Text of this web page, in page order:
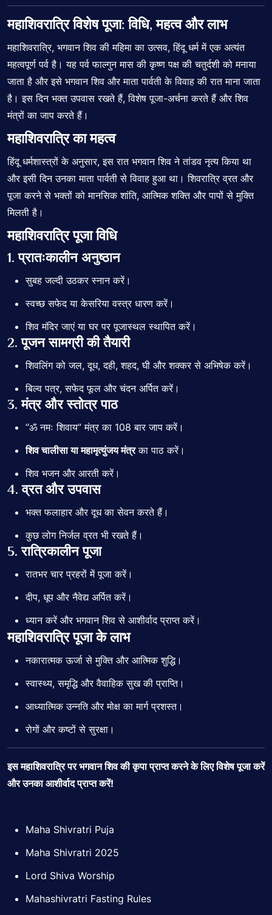
महाशिवरात्रि विशेष पूजा: विधि,महत्व और लाभ
महाशिवरात्रि, भगवान शिव की महिमा का उत्सव, हिंदू धर्म में एक अत्यंत
महत्वपूर्ण पर्व है। यह पर्व फाल्गुन मास की कृष्ण पक्ष की चतुर्दशी को मनाया
जाता है और इसे भगवान शिव और माता पार्वती के विवाह की रात माना जाता
है। इस दिन भक्त उपवास रखते हैं, विशेष पूजा-अर्चना करते हैं और शिव
मंत्रों का जाप करते हैं।
महाशिवरात्रि का महत्व
हिंदू धर्मशास्त्रों के अनुसार, इस रात भगवान शिव ने तांडव नृत्य किया था
और इसी दिन उनका माता पार्वती से विवाह हुआ था। शिवरात्रि व्रत और
पूजा करने से भक्तों को मानसिक शांति, आत्मिक शक्ति और पापों से मुक्ति
मिलती है।
महाशिवरात्रि पूजा विधि
1. प्रातःकालीन अनुष्ठान
सुबह जल्दी उठकर स्नान करें।
स्वच्छ सफेद या केसरिया वस्त्र धारण करें।
शिव मंदिर जाएं या घर पर पूजास्थल स्थापित करें।
2. पूजन सामग्री की तैयारी
शिवलिंग को जल, दूध, दही, शहद, घी और शक्कर से अभिषेक करें।
बिल्व पत्र, सफेद फूल और चंदन अर्पित करें।
3. मंत्र और स्तोत्र पाठ
“ॐ नमः शिवाय” मंत्र का 108 बार जाप करें।
शिव चालीसा या महामृत्युंजय मंत्रका पाठ करें।
शिव भजन और आरती करें।
4. व्रत और उपवास
भक्त फलाहार और दूध का सेवन करते हैं।
कुछ लोग निर्जल व्रत भी रखते हैं।
5. रात्रिकालीन पूजा
रातभर चार प्रहरों में पूजा करें।
दीप, धूप और नैवेद्य अर्पित करें।
ध्यान करें और भगवान शिव से आशीर्वाद प्राप्त करें।
महाशिवरात्रि पूजा के लाभ
नकारात्मक ऊर्जा से मुक्ति और आत्मिक शुद्धि।
स्वास्थ्य, समृद्धि और वैवाहिक सुख की प्राप्ति।
आध्यात्मिक उन्नति और मोक्ष का मार्ग प्रशस्त।
रोगों और कष्टों से सुरक्षा।
इस महाशिवरात्रि पर भगवान शिव की कृपा प्राप्त करने के लिए विशेष पूजा करें
और उनका आशीर्वाद प्राप्त करें!
Maha Shivratri Puja
Maha Shivratri 2025
Lord Shiva Worship
Mahashivratri Fasting Rules